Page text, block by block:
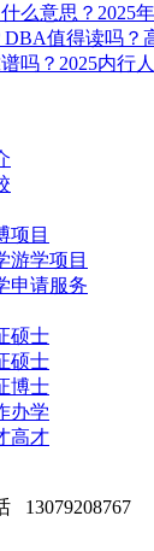
么意思？2025
值得读吗？
吗？2025内行
项目
游学项目
申请服务
硕士
硕士
博士
办学
高才
13079208767